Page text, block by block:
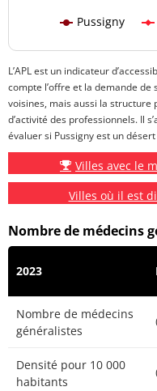
Pussigny
L’APL est un indicateur
compte l’offre et la demande de
voisines, mais aussi la structure
d’activité des professionnels. Il
évaluer si Pussigny est un
Villes avec le
Villes où il est
Nombre de médecins
2023
Nombre de médecins
généralistes
Densité pour 10 000
habitants